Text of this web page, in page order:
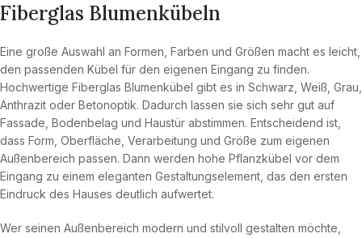
Fiberglas Blumenkübeln
Eine große Auswahl an Formen, Farben und Größen macht es leicht,
den passenden Kübel für den eigenen Eingang zu finden.
Hochwertige Fiberglas Blumenkübel gibt es in Schwarz, Weiß, Grau,
Anthrazit oder Betonoptik. Dadurch lassen sie sich sehr gut auf
Fassade, Bodenbelag und Haustür abstimmen. Entscheidend ist,
dass Form, Oberfläche, Verarbeitung und Größe zum eigenen
Außenbereich passen. Dann werden hohe Pflanzkübel vor dem
Eingang zu einem eleganten Gestaltungselement, das den ersten
Eindruck des Hauses deutlich aufwertet.
Wer seinen Außenbereich modern und stilvoll gestalten möchte,